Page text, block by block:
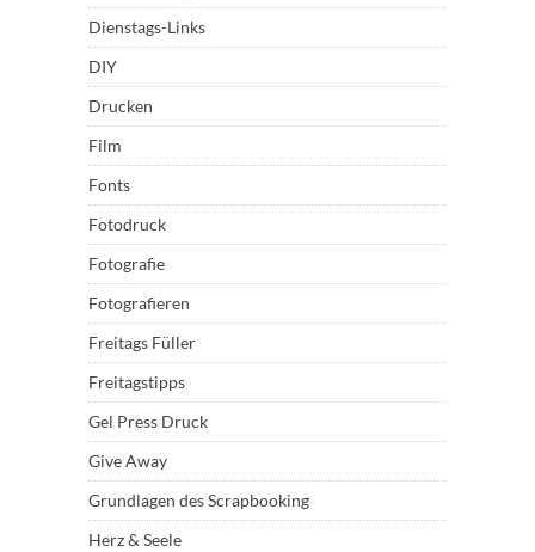
Dienstags-Links
DIY
Drucken
Film
Fonts
Fotodruck
Fotografie
Fotografieren
Freitags Füller
Freitagstipps
Gel Press Druck
Give Away
Grundlagen des Scrapbooking
Herz & Seele